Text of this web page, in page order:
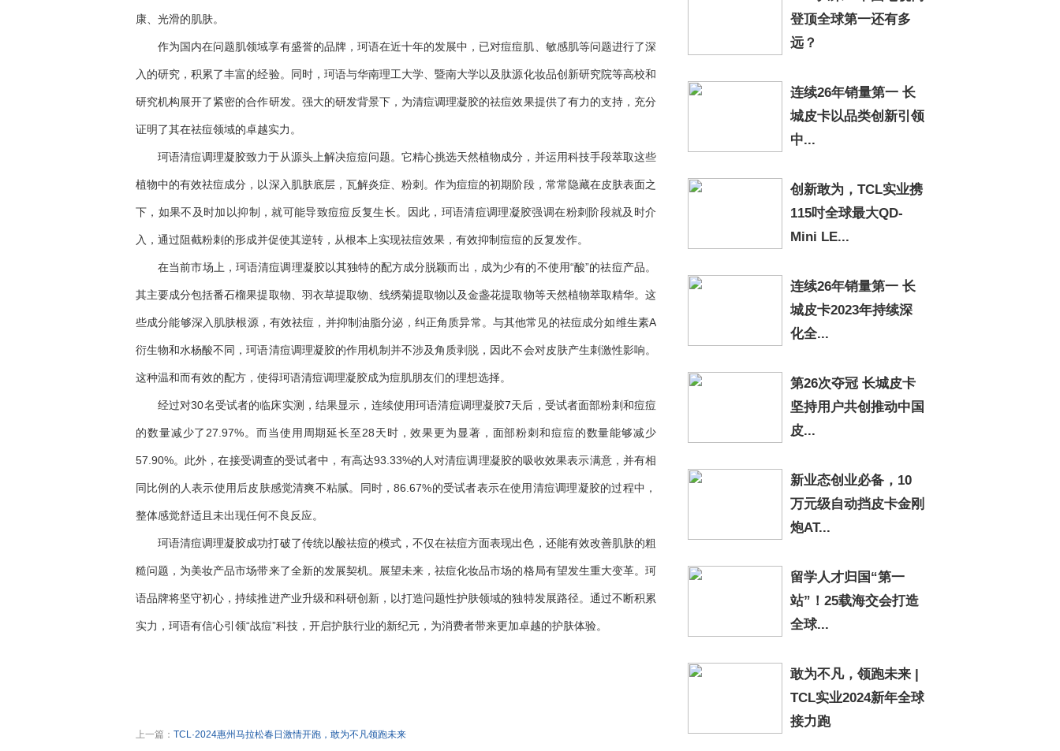
康、光滑的肌肤。
作为国内在问题肌领域享有盛誉的品牌，珂语在近十年的发展中，已对痘痘肌、敏感肌等问题进行了深
入的研究，积累了丰富的经验。同时，珂语与华南理工大学、暨南大学以及肽源化妆品创新研究院等高校和
研究机构展开了紧密的合作研发。强大的研发背景下，为清痘调理凝胶的祛痘效果提供了有力的支持，充分
证明了其在祛痘领域的卓越实力。
珂语清痘调理凝胶致力于从源头上解决痘痘问题。它精心挑选天然植物成分，并运用科技手段萃取这些
植物中的有效祛痘成分，以深入肌肤底层，瓦解炎症、粉刺。作为痘痘的初期阶段，常常隐藏在皮肤表面之
下，如果不及时加以抑制，就可能导致痘痘反复生长。因此，珂语清痘调理凝胶强调在粉刺阶段就及时介
入，通过阻截粉刺的形成并促使其逆转，从根本上实现祛痘效果，有效抑制痘痘的反复发作。
在当前市场上，珂语清痘调理凝胶以其独特的配方成分脱颖而出，成为少有的不使用“酸”的祛痘产品。
其主要成分包括番石榴果提取物、羽衣草提取物、线绣菊提取物以及金盏花提取物等天然植物萃取精华。这
些成分能够深入肌肤根源，有效祛痘，并抑制油脂分泌，纠正角质异常。与其他常见的祛痘成分如维生素A
衍生物和水杨酸不同，珂语清痘调理凝胶的作用机制并不涉及角质剥脱，因此不会对皮肤产生刺激性影响。
这种温和而有效的配方，使得珂语清痘调理凝胶成为痘肌朋友们的理想选择。
经过对30名受试者的临床实测，结果显示，连续使用珂语清痘调理凝胶7天后，受试者面部粉刺和痘痘
的数量减少了27.97%。而当使用周期延长至28天时，效果更为显著，面部粉刺和痘痘的数量能够减少
57.90%。此外，在接受调查的受试者中，有高达93.33%的人对清痘调理凝胶的吸收效果表示满意，并有相
同比例的人表示使用后皮肤感觉清爽不粘腻。同时，86.67%的受试者表示在使用清痘调理凝胶的过程中，
整体感觉舒适且未出现任何不良反应。
珂语清痘调理凝胶成功打破了传统以酸祛痘的模式，不仅在祛痘方面表现出色，还能有效改善肌肤的粗
糙问题，为美妆产品市场带来了全新的发展契机。展望未来，祛痘化妆品市场的格局有望发生重大变革。珂
语品牌将坚守初心，持续推进产业升级和科研创新，以打造问题性护肤领域的独特发展路径。通过不断积累
实力，珂语有信心引领“战痘”科技，开启护肤行业的新纪元，为消费者带来更加卓越的护肤体验。
上一篇： TCL·2024惠州马拉松春日激情开跑，敢为不凡领跑未来
登顶全球第一还有多
远？
连续26年销量第一 长
城皮卡以品类创新引领
中...
创新敢为，TCL实业携
115吋全球最大QD-
Mini LE...
连续26年销量第一 长
城皮卡2023年持续深
化全...
第26次夺冠 长城皮卡
坚持用户共创推动中国
皮...
新业态创业必备，10
万元级自动挡皮卡金刚
炮AT...
留学人才归国“第一
站”！25载海交会打造
全球...
敢为不凡，领跑未来 |
TCL实业2024新年全球
接力跑